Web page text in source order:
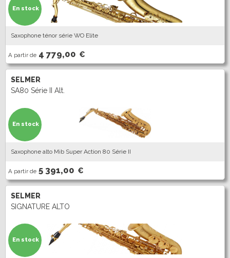
Saxophone ténor série WO Elite
A partir de 4 779,00 €
En stock
SELMER
SA80 Série II Alt.
Saxophone alto Mib Super Action 80 Série II
A partir de 5 391,00 €
En stock
SELMER
SIGNATURE ALTO
En stock